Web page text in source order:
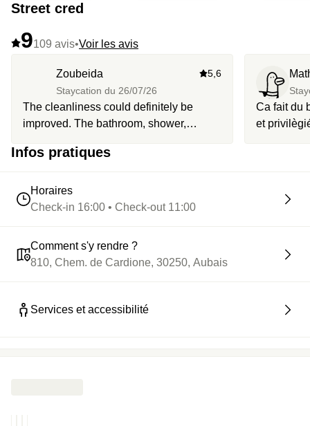
Street cred
9109 avis•Voir les avis
Zoubeida
Staycation du 26/07/26
5,6
The cleanliness could definitely be
improved. The bathroom, shower,
clean as expected. On the other hand,
welcoming, and always helpful. The
prices of non-alcoholic drinks a
Ca fait du
et
Infos pratiques
Horaires
Check-in 16:00 • Check-out 11:00
Comment s'y rendre ?
810, Chem. de Cardione, 30250, Aubais
Services et accessibilité